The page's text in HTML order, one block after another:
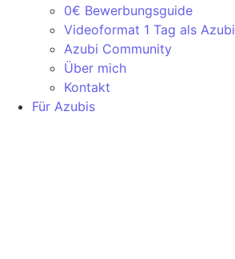
0€ Bewerbungsguide
Videoformat 1 Tag als Azubi
Azubi Community
Über mich
Kontakt
Für Azubis